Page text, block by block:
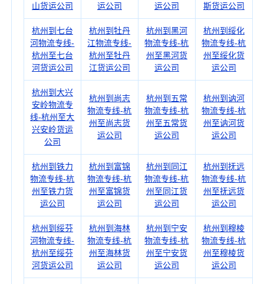
山货运公司
运公司
运公司
斯货运公司
杭州到七台
河物流专线-
杭州至七台
河货运公司
杭州到牡丹
江物流专线-
杭州至牡丹
江货运公司
杭州到黑河
物流专线-杭
州至黑河货
运公司
杭州到绥化
物流专线-杭
州至绥化货
运公司
杭州到大兴
安岭物流专
线-杭州至大
兴安岭货运
公司
杭州到尚志
物流专线-杭
州至尚志货
运公司
杭州到五常
物流专线-杭
州至五常货
运公司
杭州到讷河
物流专线-杭
州至讷河货
运公司
杭州到铁力
物流专线-杭
州至铁力货
运公司
杭州到富锦
物流专线-杭
州至富锦货
运公司
杭州到同江
物流专线-杭
州至同江货
运公司
杭州到抚远
物流专线-杭
州至抚远货
运公司
杭州到绥芬
河物流专线-
杭州至绥芬
河货运公司
杭州到海林
物流专线-杭
州至海林货
运公司
杭州到宁安
物流专线-杭
州至宁安货
运公司
杭州到穆棱
物流专线-杭
州至穆棱货
运公司